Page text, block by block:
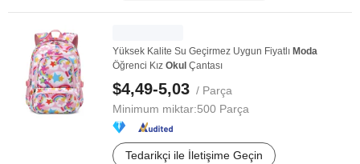
Yüksek Kalite Su Geçirmez Uygun Fiyatlı Moda
Öğrenci Kız Okul Çantası
$4,49-5,03 / Parça
Minimum miktar:500 Parça
Tedarikçi ile İletişime Geçin